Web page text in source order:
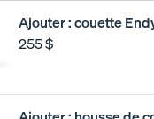
intemporel.
Ajouter : couette
255 $